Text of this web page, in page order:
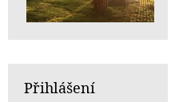
Přihlášení